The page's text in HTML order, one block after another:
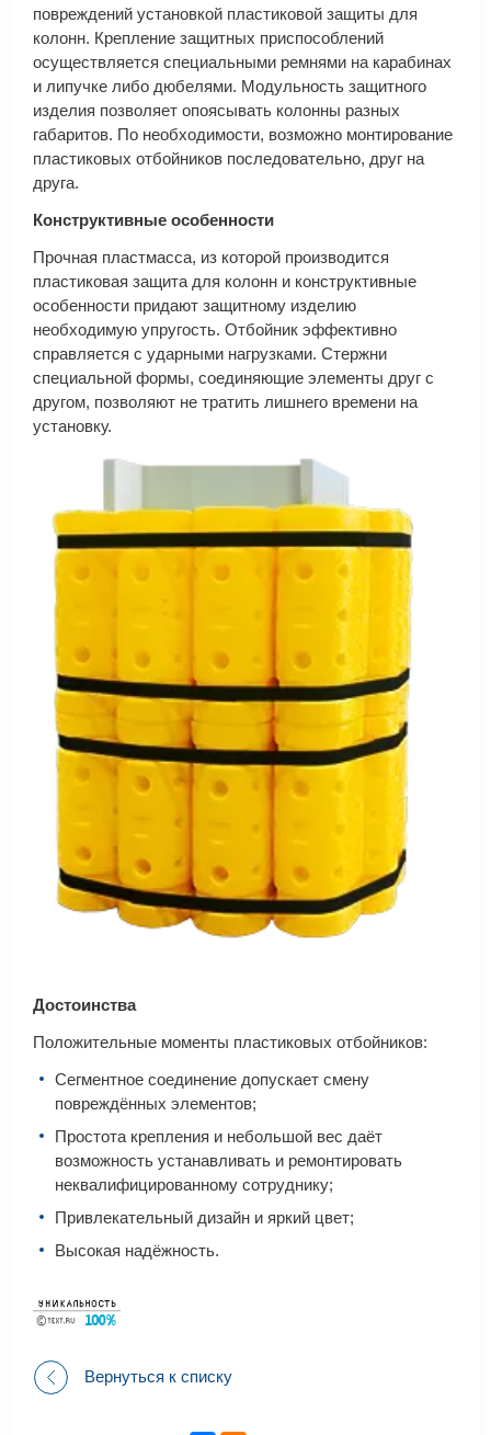
повреждений установкой пластиковой защиты для
колонн. Крепление защитных приспособлений
осуществляется специальными ремнями на карабинах
и липучке либо дюбелями. Модульность защитного
изделия позволяет опоясывать колонны разных
габаритов. По необходимости, возможно монтирование
пластиковых отбойников последовательно, друг на
друга.
Конструктивные особенности
Прочная пластмасса, из которой производится
пластиковая защита для колонн и конструктивные
особенности придают защитному изделию
необходимую упругость. Отбойник эффективно
справляется с ударными нагрузками. Стержни
специальной формы, соединяющие элементы друг с
другом, позволяют не тратить лишнего времени на
установку.
Достоинства
Положительные моменты пластиковых отбойников:
Сегментное соединение допускает смену
повреждённых элементов;
Простота крепления и небольшой вес даёт
возможность устанавливать и ремонтировать
неквалифицированному сотруднику;
Привлекательный дизайн и яркий цвет;
Высокая надёжность.
Вернуться к списку